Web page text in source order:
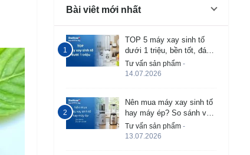
Bài viêt mới nhất
TOP 5 máy xay sinh tố
dưới 1 triệu, bền tốt, đáng
mua 2026
Tư vấn sản phẩm -
14.07.2026
Nên mua máy xay sinh tố
hay máy ép? So sánh và
tư vấn chi tiết
Tư vấn sản phẩm -
13.07.2026